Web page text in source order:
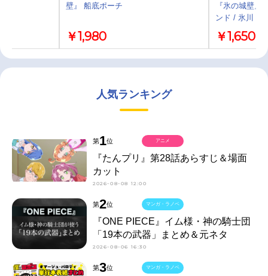
壁』 船底ポーチ
￥1,980
『氷の城壁』
ンド / 氷川 小
￥1,650
人気ランキング
第1位
『たんプリ』第28話あらすじ＆場面
カット
2026-08-08 12:00
アニメ
第2位
『ONE PIECE』イム様・神の騎士団
「19本の武器」まとめ＆元ネタ
2026-08-06 16:30
マンガ・ラノベ
第3位 マンガ・ラノベ